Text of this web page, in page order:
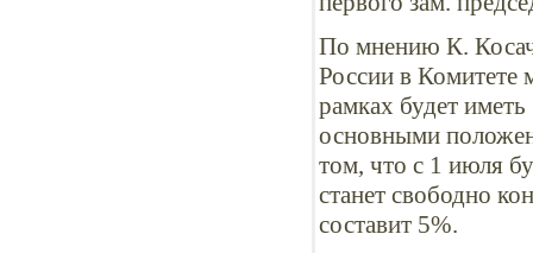
По мнению К.
России в Комитете
рамках будет
основными
том, что с 1 июля
станет свободно
составит 5%.